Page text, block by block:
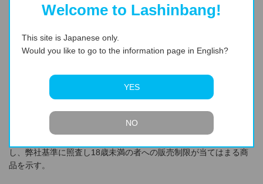
コンピュータソフトウェア倫理機構（ソフ倫）・コンテンツ・ソ
フト協同組合（メディア倫）の審査により、「一般作品」という
カテゴリに分類されるソフト以外で、性的・あるいは暴力・犯罪
など青少年の保護・健全育成にふさわしくない描写を含み、年齢
家庭用ゲームソフト
家庭用ゲーム機（新作タイトルが発売されている現行機種）向と
して発売された商品群のうち、コンピュータエンターテインメン
し、弊社基準に照査し18歳未満の者への販売制限が当てはまる商
品を示す。
Welcome to Lashinbang!
This site is Japanese only.
Would you like to go to the information page in English?
YES
NO